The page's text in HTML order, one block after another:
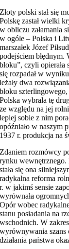
Złoty polski stał się
Polskę zastał wielki
w obliczu załamania
w ogóle – Polska i
marszałek Józef
podejściem błędnym.
bloku”, czyli opierała
się rozpadał w
leżały dwa
bloku
Polska wybrała tę
ze względu na jej
lepiej sobie z nim
opóźniało w naszym
1937 r. produkcja na
Zdaniem rozmówcy
rynku wewnętrznego.
stała się ona
radykalna reforma
r. w jakimś sensie
wyrównała
Opór wobec
stanu posiadania na
wschodnich. W
wyrównywania szans
działania państwa